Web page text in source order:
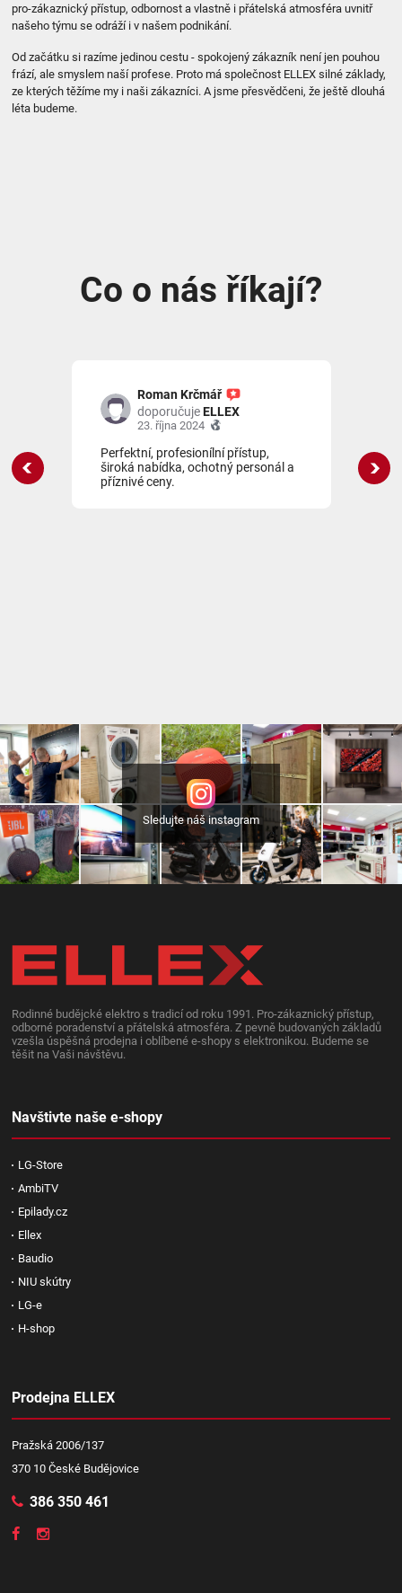
pro-zákaznický přístup, odbornost a vlastně i přátelská atmosféra uvnitř
našeho týmu se odráží i v našem podnikání.
Od začátku si razíme jedinou cestu - spokojený zákazník není jen pouhou
frází, ale smyslem naší profese. Proto má společnost ELLEX silné základy,
ze kterých těžíme my i naši zákazníci. A jsme přesvědčeni, že ještě dlouhá
léta budeme.
Co o nás říkají?
Roman Krčmář
doporučujeELLEX
23. října 2024
Perfektní, profesionílní přístup,
široká nabídka, ochotný personál a
příznivé ceny.
Sledujte náš instagram
Rodinné budějcké elektro s tradicí od roku 1991. Pro-zákaznický přístup,
odborné poradenství a přátelská atmosféra. Z pevně budovaných základů
vzešla úspěšná prodejna i oblíbené e-shopy s elektronikou. Budeme se
těšit na Vaši návštěvu.
Navštivte naše e-shopy
LG-Store
AmbiTV
Epilady.cz
Ellex
Baudio
NIU skútry
LG-e
H-shop
Prodejna ELLEX
Pražská 2006/137
370 10 České Budějovice
386 350 461